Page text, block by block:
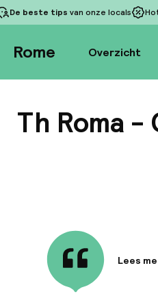
De beste tips van onze locals
Rome Overzicht
Th Roma -
Lees